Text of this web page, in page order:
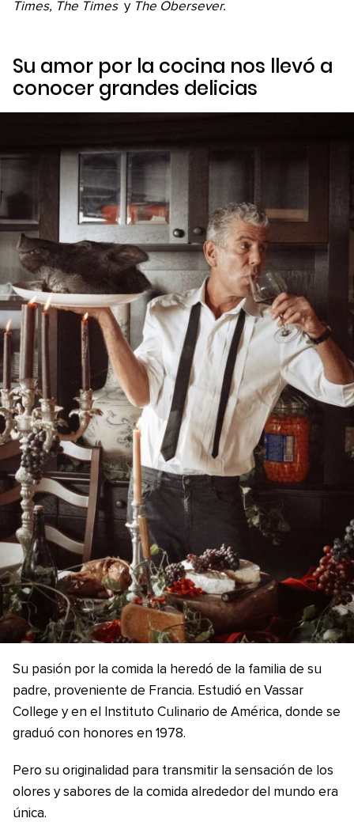
Times, The Times y The Obersever.
Su amor por la cocina nos llevó a
conocer grandes delicias
Su pasión por la comida la heredó de la familia de su
padre, proveniente de Francia. Estudió en Vassar
College y en el Instituto Culinario de América, donde se
graduó con honores en 1978.
Pero su originalidad para transmitir la sensación de los
olores y sabores de la comida alrededor del mundo era
única.